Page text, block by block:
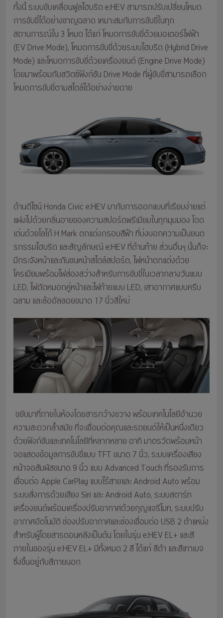
ทั้งนี้ ระบบขับเคลื่อนฟูลไฮบริด e:HEV สามารถปรับเปลี่ยนโหมด
การขับขี่ได้อย่างชาญฉลาด เหมาะสมกับการขับขี่ในทุก
สถานการณ์ใน 3 โหมด ได้แก่ โหมดการขับขี่ด้วยมอเตอร์ไฟฟ้า
(EV Drive Mode), โหมดการขับขี่ด้วยระบบไฮบริด (Hybrid Drive
Mode) และโหมดการขับขี่ด้วยเครื่องยนต์ (Engine Drive Mode)
โดยมาพร้อมกับสวิตซ์ฟังก์ชัน Drive Mode ที่ผู้ขับขี่สามารถเลือก
โหมดการขับขี่ตามสไตล์ได้อย่างง่ายดาย
ด้านดีไซน์ Honda Civic e:HEV มากับการออกแบบที่เรียบง่ายแต่
แฝงไปด้วยกลิ่นอายของความสปอร์ตพรีเมียมในทุกมุมมอง โดด
เด่นด้วยโลโก้ H Mark ตกแต่งกรอบสีฟ้า ที่บ่งบอกความเป็นยนต
รกรรมไฮบริด และสัญลักษณ์ e:HEV ที่ด้านท้าย ส่วนอื่นๆ นั้นก็จะ
มีกระจังหน้าและกันชนหน้าสไตล์สปอร์ต, ไฟหน้าตกแต่งด้วย
โครเมียมพร้อมไฟส่องสว่างสำหรับการขับขี่ในเวลากลางวันแบบ
LED, ไฟตัดหมอกคู่หน้าและไฟท้ายแบบ LED, เสาอากาศแบบครีบ
ฉลาม และล้ออัลลอยขนาด 17 นิ้วสีใหม่
ขยับมาที่ภายในห้องโดยสารกว้างขวาง พร้อมเทคโนโลยีอำนวย
ความสะดวกล้ำสมัย ที่จะเชื่อมต่อคุณและรถยนต์ให้เป็นหนึ่งเดียว
ด้วยฟังก์ชันและเทคโนโลยีที่หลากหลาย อาทิ มาตรวัดพร้อมหน้า
จอแสดงข้อมูลการขับขี่แบบ TFT ขนาด 7 นิ้ว, ระบบเครื่องเสียง
หน้าจอสัมผัสขนาด 9 นิ้ว แบบ Advanced Touch ที่รองรับการ
เชื่อมต่อ Apple CarPlay แบบไร้สายและ Android Auto พร้อม
ระบบสั่งการด้วยเสียง Siri และ Android Auto, ระบบสตาร์ท
เครื่องยนต์พร้อมเครื่องปรับอากาศด้วยกุญแจรีโมท, ระบบปรับ
อากาศอัตโนมัติ ช่องปรับอากาศและช่องเชื่อมต่อ USB 2 ตำแหน่ง
สำหรับผู้โดยสารตอนหลังเป็นต้น โดยในรุ่น e:HEV EL+ และสี
ภายในของรุ่น e:HEV EL+ มีทั้งหมด 2 สี ได้แก่ สีดำ และสีเทาเบจ
ซึ่งขึ้นอยู่กับสีภายนอก